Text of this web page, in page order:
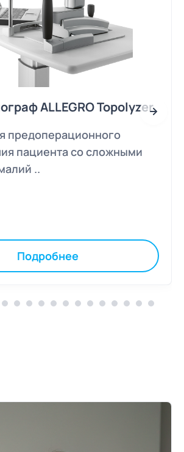
ALLEGRO Topolyzer
предоперационного
пациента со сложными
..
Подробнее